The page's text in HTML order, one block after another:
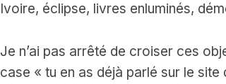
Ivoire, éclipse, livres enluminés,
Je n’ai pas arrêté de croiser ces
case « tu en as déjà parlé sur le site